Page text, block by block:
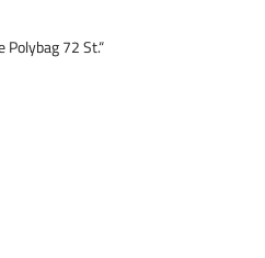
Polybag 72 St.“